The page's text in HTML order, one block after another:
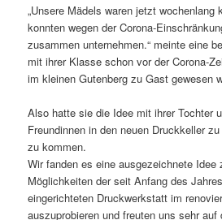
„Unsere Mädels waren jetzt wochenlang
konnten wegen der Corona-
zusammen unternehmen.“ meinte eine
mit ihrer Klasse schon vor der Corona-
im kleinen Gutenberg zu Gast gewesen
Also hatte sie die Idee mit ihrer Tochter
Freundinnen in den neuen Druckkeller
zu kommen.
Wir fanden es eine ausgezeichnete
Möglichkeiten der seit Anfang des
eingerichteten Druckwerkstatt im
auszuprobieren und freuten uns sehr auf